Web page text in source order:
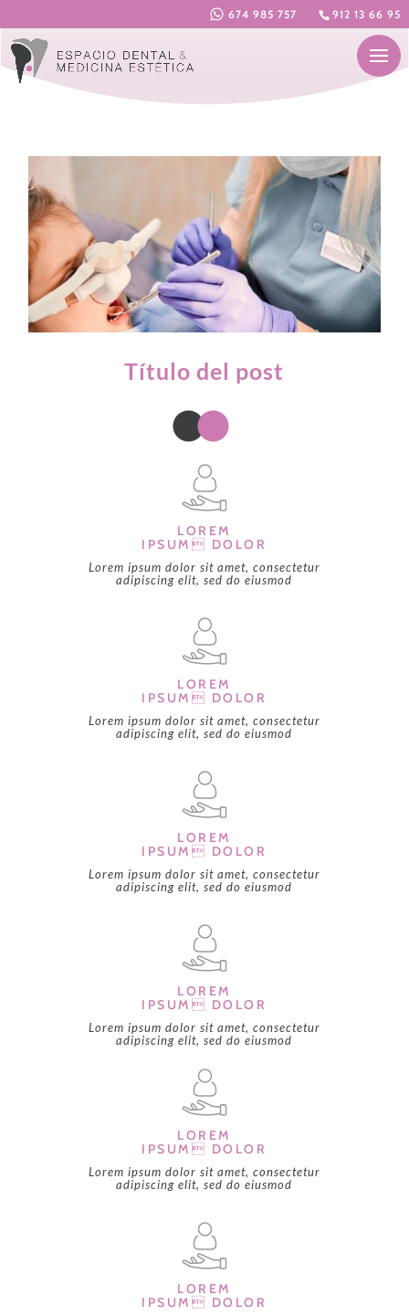
674 985 757 912 13 66 95
Título del post
LOREM
IPSUM DOLOR
Lorem ipsum dolor sit amet, consectetur
adipiscing elit, sed do eiusmod
LOREM
IPSUM DOLOR
Lorem ipsum dolor sit amet, consectetur
adipiscing elit, sed do eiusmod
LOREM
IPSUM DOLOR
Lorem ipsum dolor sit amet, consectetur
adipiscing elit, sed do eiusmod
LOREM
IPSUM DOLOR
Lorem ipsum dolor sit amet, consectetur
adipiscing elit, sed do eiusmod
LOREM
IPSUM DOLOR
Lorem ipsum dolor sit amet, consectetur
adipiscing elit, sed do eiusmod
LOREM
IPSUM DOLOR